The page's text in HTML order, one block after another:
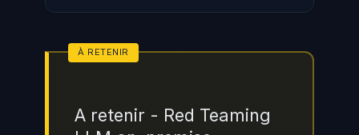
A retenir - Red Teaming